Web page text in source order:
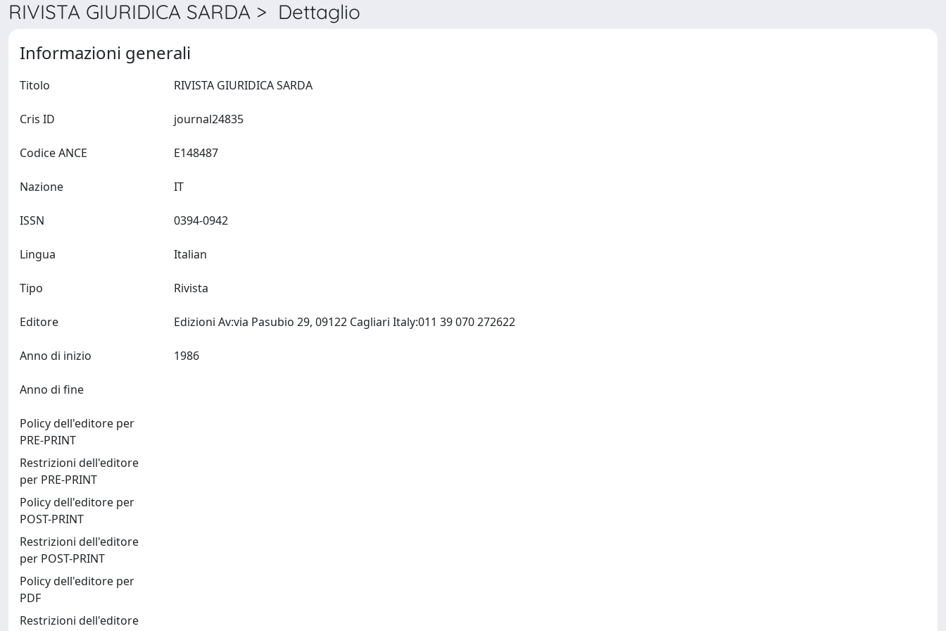
RIVISTA GIURIDICA SARDA > Dettaglio
Informazioni generali
Titolo
Cris ID
Codice ANCE
Nazione
ISSN
Lingua
Tipo Rivista
Editore
Anno di inizio
Anno di fine
Policy dell'editore per
PRE-PRINT
Restrizioni dell'editore
per PRE-PRINT
Policy dell'editore per
POST-PRINT
Restrizioni dell'editore
per POST-PRINT
Policy dell'editore per
PDF
Restrizioni dell'editore